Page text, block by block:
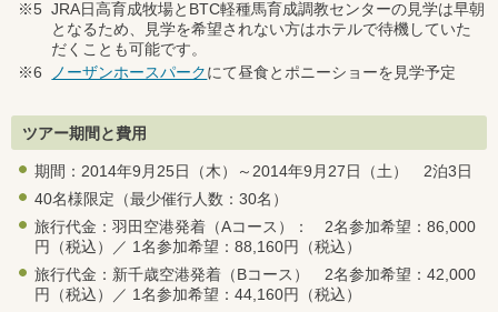
※5 JRA日高育成牧場とBTC軽種馬育成調教センターの見学は早朝
となるため、見学を希望されない方はホテルで待機していた
だくことも可能です。
※6
ノーザンホースパークにて昼食とポニーショーを見学予定
ツアー期間と費用
期間：2014年9月25日（木）～2014年9月27日（土） 2泊3日
40名様限定（最少催行人数：30名）
旅行代金：羽田空港発着（Aコース）： 2名参加希望：86,000
円（税込）／ 1名参加希望：88,160円（税込）
旅行代金：新千歳空港発着（Bコース） 2名参加希望：42,000
円（税込）／ 1名参加希望：44,160円（税込）